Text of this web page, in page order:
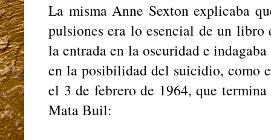
La misma Anne Sexton explicaba
pulsiones era lo esencial de un libro
la entrada en la oscuridad e
en la posibilidad del suicidio, como
el 3 de febrero de 1964, que
Mata Buil: